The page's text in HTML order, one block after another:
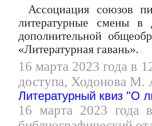
Ассоциация союзов
литературные смены в
дополнительной
«Литературная гавань».
16 марта 2023 года в
доступа, Ходонова М.
Литературный квиз "О
16 марта 2023 года